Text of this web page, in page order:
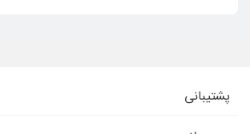
پشتیبانی